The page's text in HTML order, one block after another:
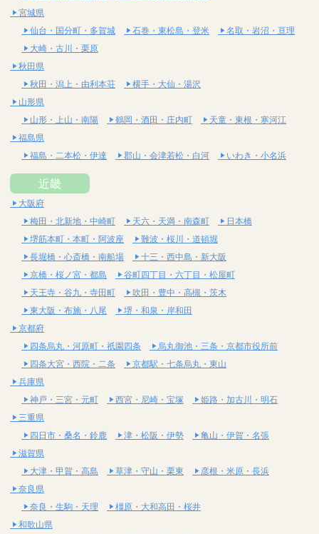
宮城県
仙台・国分町・多賀城
石巻・東松島・登米
名取・岩沼・亘理
大崎・古川・栗原
秋田県
秋田・潟上・由利本荘
横手・大仙・湯沢
山形県
山形・上山・南陽
鶴岡・酒田・庄内町
天童・東根・寒河江
福島県
福島・二本松・伊達
郡山・会津若松・白河 いわき・小名浜
近畿
大阪府
梅田・北新地・中崎町
天六・天満・南森町
日本橋
堺筋本町・本町・阿波座
難波・桜川・道頓堀
長堀橋・心斎橋・南船場
十三・西中島・新大阪
京橋・桜ノ宮・都島
谷町四丁目・六丁目・松屋町
天王寺・谷九・寺田町
吹田・豊中・高槻・茨木
東大阪・布施・八尾
堺・和泉・岸和田
京都府
四条烏丸・河原町・祇園四条
烏丸御池・三条・京都市役所前
四条大宮・西院・二条
京都駅・七条烏丸・東山
兵庫県
神戸・三宮・元町
西宮・尼崎・宝塚
姫路・加古川・明石
三重県
四日市・桑名・鈴鹿
津・松阪・伊勢
亀山・伊賀・名張
滋賀県
大津・甲賀・高島
草津・守山・栗東
彦根・米原・長浜
奈良県
奈良・生駒・天理
橿原・大和高田・桜井
和歌山県